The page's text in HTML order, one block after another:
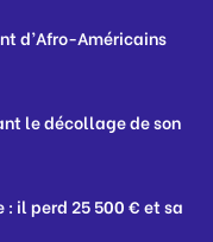
d’Afro-Américains
le décollage de son
: il perd 25 500 € et sa